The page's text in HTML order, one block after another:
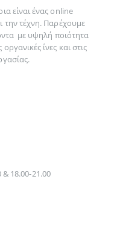
είναι ένας online
τηντέχνη. Παρέχουμε
με υψηλή ποιότητα
ίνες και στις
& 18.00-21.00